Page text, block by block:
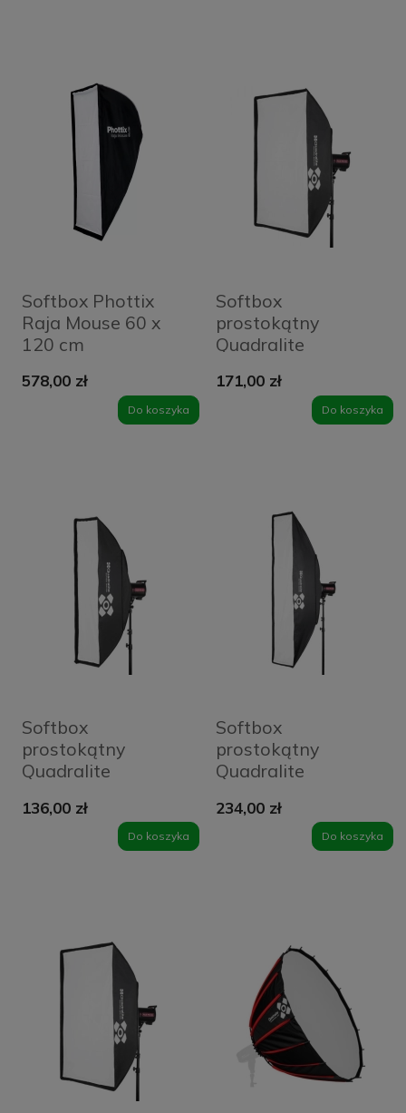
Softbox Phottix
Raja Mouse 60 x
120 cm
578,00 zł
Do koszyka
Softbox
prostokątny
Quadralite
171,00 zł
Do koszyka
Softbox
prostokątny
Quadralite
136,00 zł
Do koszyka
Softbox
prostokątny
Quadralite
234,00 zł
Do koszyka